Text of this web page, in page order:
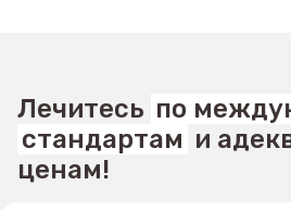
Лечитесь по
стандартам и
ценам!